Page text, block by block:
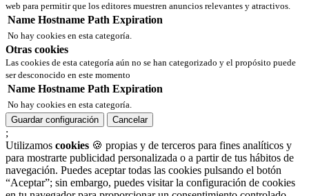
web para permitir que los editores muestren anuncios relevantes y atractivos.
Name Hostname Path Expiration
No hay cookies en esta categoría.
Otras cookies
Las cookies de esta categoría aún no se han categorizado y el propósito puede
ser desconocido en este momento
Name Hostname Path Expiration
No hay cookies en esta categoría.
Guardar configuración
Cancelar
;
Utilizamos cookies 🍪 propias y de terceros para fines analíticos y
para mostrarte publicidad personalizada o a partir de tus hábitos de
navegación. Puedes aceptar todas las cookies pulsando el botón
“Aceptar”; sin embargo, puedes visitar la configuración de cookies